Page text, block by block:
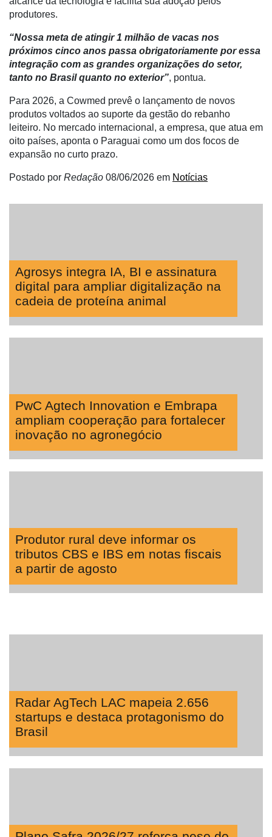
Netrin
Tecprime
Agro
Way
Consulting
Manager
ONE
CHB
produtores.
“Nossa meta de atingir 1 milhão de vacas nos
próximos cinco anos passa obrigatoriamente por essa
integração com as grandes organizações do setor,
tanto no Brasil quanto no exterior”, pontua.
Para 2026, a Cowmed prevê o lançamento de novos
produtos voltados ao suporte da gestão do rebanho
leiteiro. No mercado internacional, a empresa, que atua em
oito países, aponta o Paraguai como um dos focos de
expansão no curto prazo.
Postado por Redação 08/06/2026 em Notícias
Agrosys integra IA, BI e assinatura
digital para ampliar digitalização na
cadeia de proteína animal
PwC Agtech Innovation e Embrapa
ampliam cooperação para fortalecer
inovação no agronegócio
Produtor rural deve informar os
tributos CBS e IBS em notas fiscais
a partir de agosto
Radar AgTech LAC mapeia 2.656
startups e destaca protagonismo do
Brasil